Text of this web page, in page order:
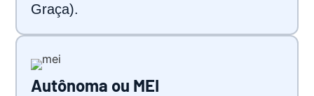
Graça).
Autônoma ou MEI